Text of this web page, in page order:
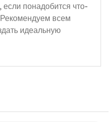
понадобится что-
всем
идеальную